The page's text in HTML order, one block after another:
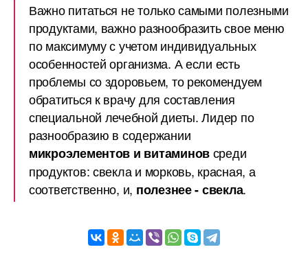
Важно питаться не только самыми полезными
продуктами, важно разнообразить свое меню
по максимуму с учетом индивидуальных
особенностей организма. А если есть
проблемы со здоровьем, то рекомендуем
обратиться к врачу для составления
специальной лечебной диеты. Лидер по
разнообразию в содержании
микроэлементов и витаминовсреди
продуктов: свекла и морковь, красная, а
соответственно, и, полезнее - свекла.